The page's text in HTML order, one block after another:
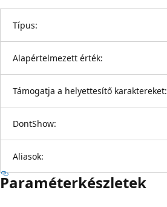
Típus:
Alapértelmezett érték:
Támogatja a helyettesítő karaktereket:
DontShow:
Aliasok:
Paraméterkészletek